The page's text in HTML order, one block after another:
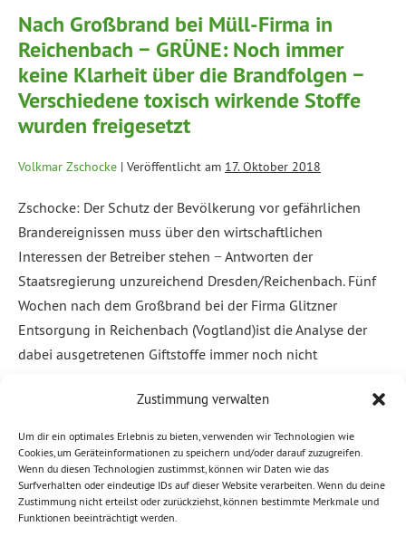
Zustimmung verwalten
Um dir ein optimales Erlebnis zu bieten, verwenden wir Technologien wie
Cookies, um Geräteinformationen zu speichern und/oder darauf zuzugreifen.
Wenn du diesen Technologien zustimmst, können wir Daten wie das
Surfverhalten oder eindeutige IDs auf dieser Website verarbeiten. Wenn du deine
Zustimmung nicht erteilst oder zurückziehst, können bestimmte Merkmale und
Funktionen beeinträchtigt werden.
Nach Großbrand bei Müll-Firma in
Reichenbach − GRÜNE: Noch immer
keine Klarheit über die Brandfolgen −
Verschiedene toxisch wirkende Stoffe
wurden freigesetzt
Volkmar Zschocke | Veröffentlicht am 17. Oktober 2018
Zschocke: Der Schutz der Bevölkerung vor gefährlichen
Brandereignissen muss über den wirtschaftlichen
Interessen der Betreiber stehen − Antworten der
Staatsregierung unzureichend Dresden/Reichenbach. Fünf
Wochen nach dem Großbrand bei der Firma Glitzner
Entsorgung in Reichenbach (Vogtland)ist die Analyse der
dabei ausgetretenen Giftstoffe immer noch nicht
(CDU) jetzt auf Anfrage des […]
Weiterlesen
Abgelegt unter: Allgemein